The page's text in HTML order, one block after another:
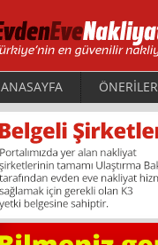
ANASAYFA ÖNERİLER